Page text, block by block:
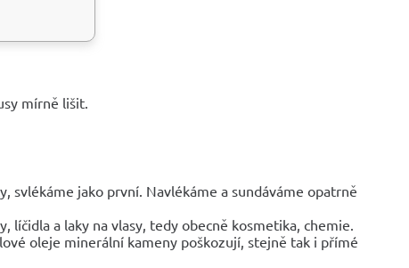
mírně lišit.
svlékáme jako první. Navlékáme a sundáváme opatrně
a laky na vlasy, tedy obecně kosmetika, chemie.
oleje minerální kameny poškozují, stejně tak i přímé